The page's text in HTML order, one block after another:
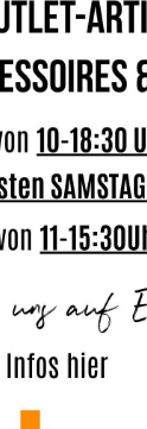
inkl.
Kombinieren
schöne
Hingucker
Angaben zur